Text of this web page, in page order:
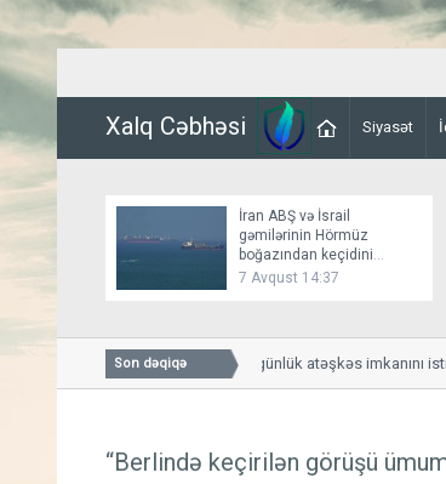
Xalq Cəbhəsi Siyasət
İran ABŞ və İsrail
gəmilərinin Hörmüz
boğazından keçidini
bağlayır
7 Avqust 14:37
Son dəqiqə
Bessent İranla 60 günlük atəşkəs imkanını
“Berlində keçirilən görüşü